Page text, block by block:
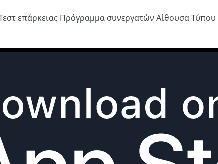
επάρκειας Πρόγραμμα συνεργατών Αίθουσα Τύπου